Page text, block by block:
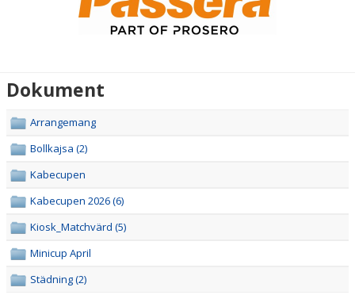
DOKUMENT
KONTAKT
Dokument
Arrangemang
Bollkajsa (2)
Kabecupen
Kabecupen 2026 (6)
Kiosk_Matchvärd (5)
Minicup April
Städning (2)